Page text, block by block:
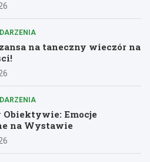
na taneczny wieczór na
Emocje
na Wystawie